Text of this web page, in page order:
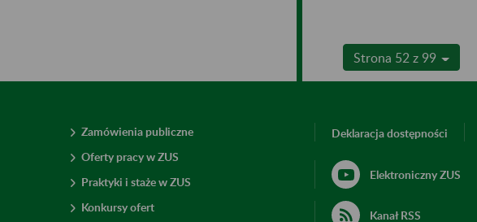
Strona 52 z 99
Zamówienia publiczne
Oferty pracy w ZUS
Praktyki i staże w ZUS
Konkursy ofert
Deklaracja dostępności
Elektroniczny ZUS
Kanał RSS